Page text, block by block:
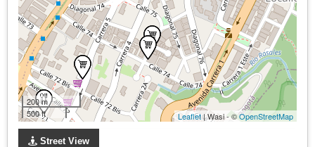
200 m
500 ft
Leaflet| Wasi - ©OpenStreetMap
Street View